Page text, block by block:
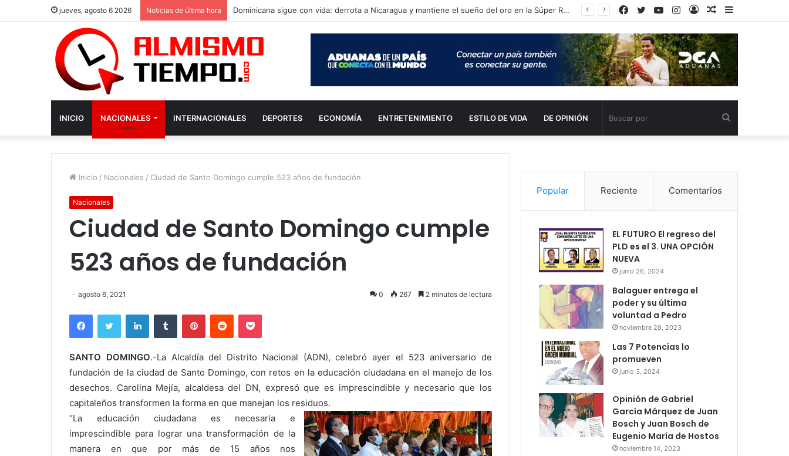
jueves, agosto 6 2026 Noticias de última hora Dominicana sigue con vida: derrota a Nicaragua y mantiene el sueño del oro en la Súper Ronda
Barra
Publicación
azar
Acceso
Instagram
YouTube
Twitter
Facebook
INICIO NACIONALES INTERNACIONALES DEPORTES ECONOMÍA ENTRETENIMIENTO ESTILO DE VIDA DE OPINIÓN
Inicio / Nacionales / Ciudad de Santo Domingo cumple 523 años de fundación
Nacionales
Ciudad de Santo Domingo cumple
523 años de fundación
agosto 6, 2021 0 267 2 minutos de lectura
FacebookTwitter LinkedInTumblr PinterestReddit Pocket
SANTO DOMINGO.-La Alcaldía del Distrito Nacional (ADN), celebró ayer el 523 aniversario de
fundación de la ciudad de Santo Domingo, con retos en la educación ciudadana en el manejo de los
desechos. Carolina Mejía, alcaldesa del DN, expresó que es imprescindible y necesario que los
capitaleños transformen la forma en que manejan los residuos.
“La educación ciudadana es necesaria e
imprescindible para lograr una transformación de la
manera en que por más de 15 años nos
Popular Reciente Comentarios
EL FUTURO El regreso del
PLD es el 3. UNA OPCIÓN
NUEVA
junio 26, 2024
Balaguer entrega el
poder y su última
voluntad a Pedro
noviembre 28, 2023
Las 7 Potencias lo
promueven
junio 3, 2024
Opinión de Gabriel
García Márquez de Juan
Bosch y Juan Bosch de
Eugenio María de Hostos
noviembre 14, 2023